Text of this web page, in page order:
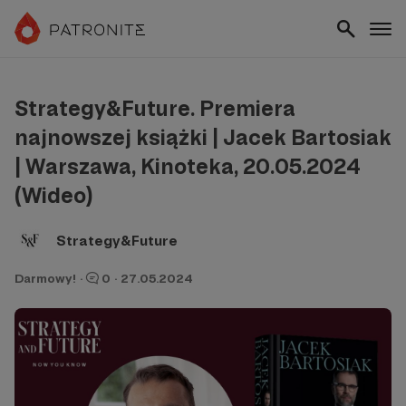
Strategy&Future. Premiera
najnowszej książki | Jacek Bartosiak
| Warszawa, Kinoteka, 20.05.2024
(Wideo)
Strategy&Future
Darmowy! · 0 · 27.05.2024